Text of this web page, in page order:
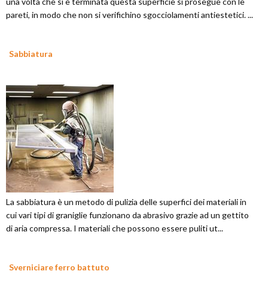
pareti, in modo che non si verifichino sgocciolamenti antiestetici. ...
Sabbiatura
La sabbiatura è un metodo di pulizia delle superfici dei materiali in
cui vari tipi di graniglie funzionano da abrasivo grazie ad un gettito
di aria compressa. I materiali che possono essere puliti ut...
Sverniciare ferro battuto